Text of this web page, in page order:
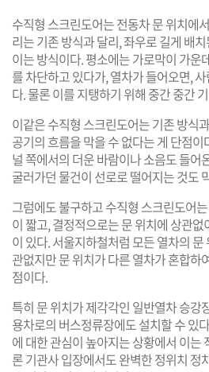
수직형 스크린도어는 전동차 문 위치에
리는 기존 방식과 달리, 좌우로 길게 배
이는 방식이다. 평소에는 가로막이 가운
를 차단하고 있다가, 열차가 들어오면,
다. 물론 이를 지탱하기 위해 중간 중간
이같은 수직형 스크린도어는 기존 방식
공기의 흐름을 막을 수 없다는 게 단점이
널 쪽에서의 더운 바람이나 소음도 들어
굴러가던 물건이 선로로 떨어지는 것도
그럼에도 불구하고 수직형 스크린도어
이 짧고, 결정적으로는 문 위치에 상관
이 있다. 서울지하철처럼 모든 열차의
관없지만 문 위치가 다른 열차가 혼합하
점이다.
특히 문 위치가 제각각인 일반열차 승강
용차로의 버스정류장에도 설치할 수 있
에 대한 관심이 높아지는 상황에서 이는
론 기관사 입장에서도 완벽한 정위치 정